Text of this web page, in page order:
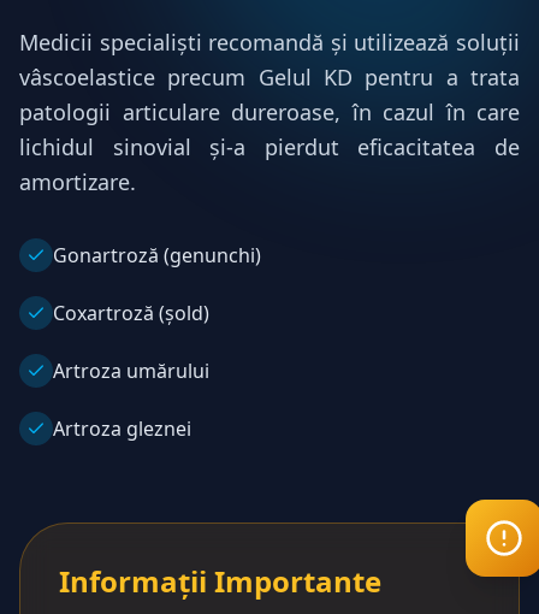
Medicii specialiști recomandă și utilizează soluții
vâscoelastice precum Gelul KD pentru a trata
patologii articulare dureroase, în cazul în care
lichidul sinovial și-a pierdut eficacitatea de
amortizare.
Gonartroză (genunchi)
Coxartroză (șold)
Artroza umărului
Artroza gleznei
Informații Importante